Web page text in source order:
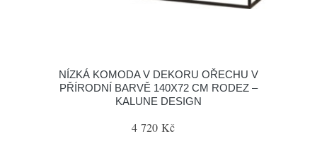
NÍZKÁ KOMODA V DEKORU OŘECHU V
PŘÍRODNÍ BARVĚ 140X72 CM RODEZ –
KALUNE DESIGN
4 720 Kč